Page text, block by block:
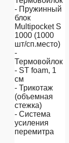
- Пружинный
блок
Multipocket S
1000 (1000
шт/сп.место)
-
Термовойлок
- ST foam, 1
см
- Трикотаж
(объемная
стежка)
- Система
усиления
перемитра